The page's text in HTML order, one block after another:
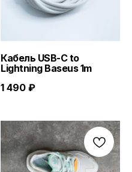
Кабель USB-С to
Lightning Baseus 1m
1 490 ₽